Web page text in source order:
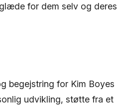
for dem selv og deres
begejstring for Kim Boyes
udvikling, støtte fra et